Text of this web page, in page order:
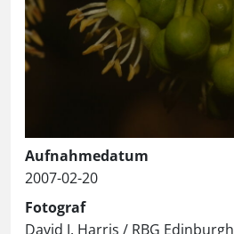
Aufnahmedatum
2007-02-20
Fotograf
David J. Harris / RBG Edinburgh